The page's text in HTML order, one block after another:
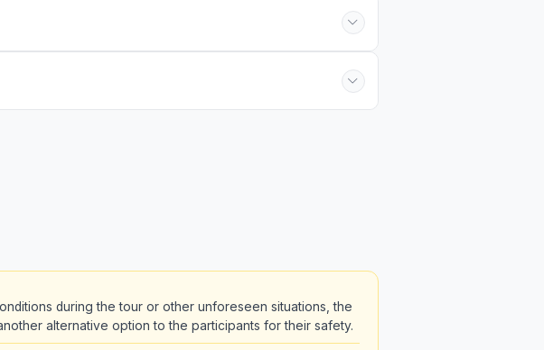
during the tour or other unforeseen situations, the
alternative option to the participants for their safety.